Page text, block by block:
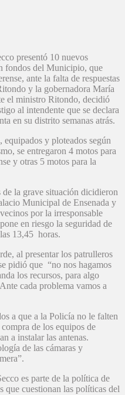
presentó 10 nuevos
fondos del Municipio, que
ante la falta de respuestas
y la gobernadora María
el ministro Ritondo, decidió
al intendente que se declara
en su distrito semanas atrás.
y ploteados según
se entregaron 4 motos para
y otras 5 motos para la
de la grave situación dicidieron
Municipal de Ensenada y
por la irresponsable
en riesgo la seguridad de
13,45 horas.
al presentar los patrulleros
pidió que “no nos hagamos
los recursos, para algo
cada problema vamos a
a que a la Policía no le falten
de los equipos de
a instalar las antenas.
de las cámaras y
es parte de la política de
que cuestionan las políticas del